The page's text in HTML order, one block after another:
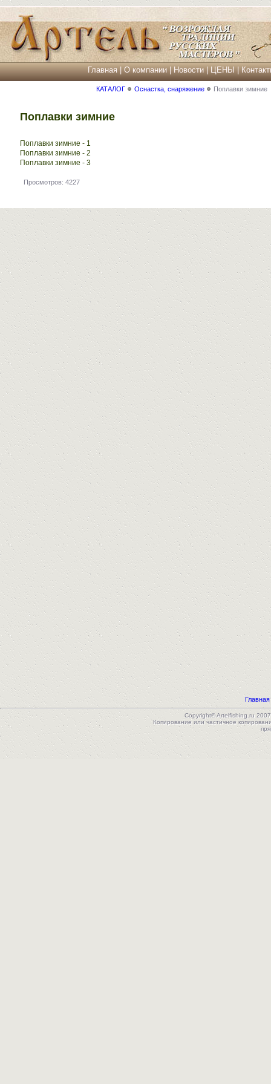
Главная|О компании|Новости|ЦЕНЫ|
КАТАЛОГ Оснастка, снаряжение Поплавки зимние
Поплавки зимние
Поплавки зимние - 1
Поплавки зимние - 2
Поплавки зимние - 3
Просмотров: 4227
Главная
Copyright© Artelfishing.ru
Копирование или частичное